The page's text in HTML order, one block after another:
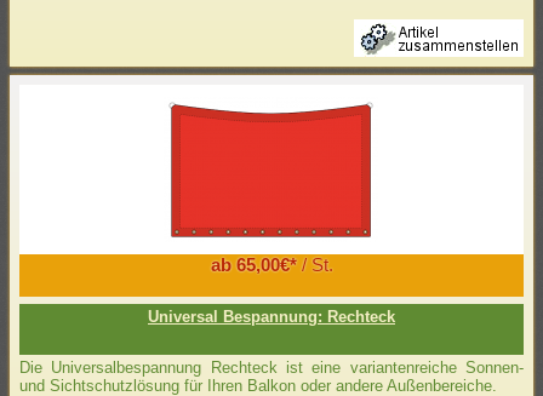
ab 65,00€*/ St.
Universal Bespannung: Rechteck
Die Universalbespannung Rechteck ist eine variantenreiche Sonnen-
und Sichtschutzlösung für Ihren Balkon oder andere Außenbereiche.